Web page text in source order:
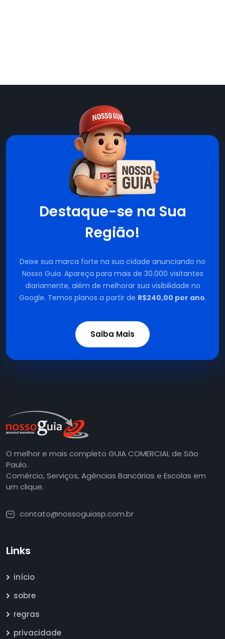
Destaque-se na Sua
Região!
Deixe sua marca forte na sua cidade anunciando no
Nosso Guia. Apareça para mais de 30.000 visitantes
diariamente, além de melhorar sua visibilidade no
Google. Temos planos a partir de R$240,00 por ano.
Saiba Mais
O melhor e mais completo GUIA COMERCIAL de São
Paulo.
Comércio, Serviços, Agências Bancárias e Escolas em
um clique.
contato@nossoguiasp.com.br
Links
início
sobre
regras
privacidade